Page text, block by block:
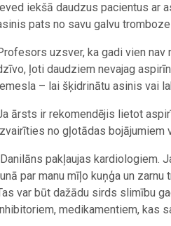
iekšā daudzus pacientus ar
pats no savu galvu
uzsver, ka gadi vien
ļoti daudziem nevajag
– lai šķidrinātu asinis vai
ārsts ir rekomendējis lietot
no gļotādas bojājumiem
pakļaujas kardiologiem.
par manu mīļo kuņģa un
var būt dažādu sirds slimību
medikamentiem, kas